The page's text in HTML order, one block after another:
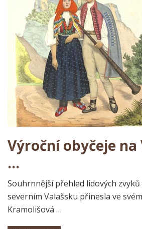
Výroční obyčeje na
…
Souhrnnější přehled lidových
severním Valašsku přinesla ve
Kramolišová …